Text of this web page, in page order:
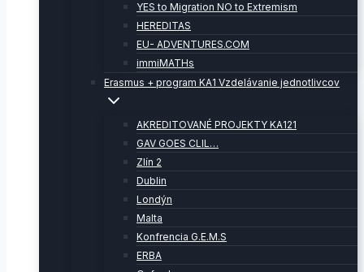
YES to Migration NO to Extremism
HEREDITAS
EU- ADVENTURES.COM
immiMATHs
Erasmus + program KA1 Vzdelávanie jednotlivcov
AKREDITOVANÉ PROJEKTY KA121
GAV GOES CLIL…
Zlín 2
Dublin
Londýn
Malta
Konfrencia G.E.M.S
ERBA